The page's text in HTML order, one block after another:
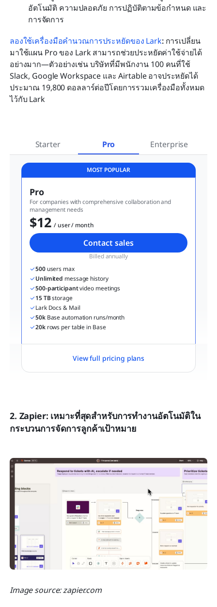
อัตโนมัติ ความปลอดภัย การปฏิบัติตามข้อกำหนด และ
การจัดการ
ลองใช้เครื่องมือคำนวณการประหยัดของ Lark: การเปลี่ยน
มาใช้แผน Pro ของ Lark สามารถช่วยประหยัดค่าใช้จ่ายได้
อย่างมาก—ตัวอย่างเช่น บริษัทที่มีพนักงาน 100 คนที่ใช้
Slack, Google Workspace และ Airtable อาจประหยัดได้
ประมาณ 19,800 ดอลลาร์ต่อปีโดยการรวมเครื่องมือทั้งหมด
ไว้กับ Lark
Starter Pro Enterprise
MOST POPULAR
Pro
For companies with comprehensive collaboration and
management needs
$12
  / user / month
Contact sales
Billed annually
500 users max
Unlimited message history
500-participant video meetings
15 TB storage
Lark Docs & Mail
50k Base automation runs/month
20k rows per table in Base
View full pricing plans
2. Zapier: เหมาะที่สุดสำหรับการทำงานอัตโนมัติใน
กระบวนการจัดการลูกค้าเป้าหมาย
Image source: zapier.com